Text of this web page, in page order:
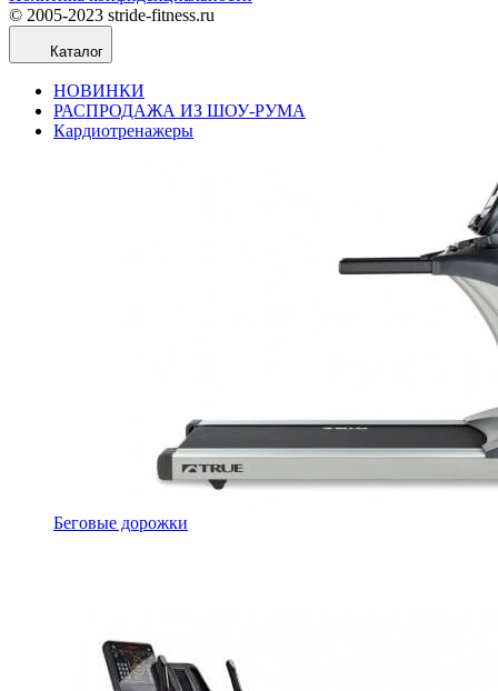
© 2005-2023 stride-fitness.ru
Каталог
НОВИНКИ
РАСПРОДАЖА ИЗ ШОУ-РУМА
Кардиотренажеры
Беговые дорожки